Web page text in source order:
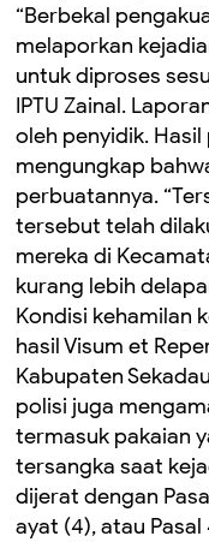
“Berbekal
melaporkan
untuk diproses
IPTU Zainal.
oleh penyidik.
mengungkap
perbuatannya.
tersebut telah
mereka di
kurang lebih
Kondisi kehamilan
hasil Visum et
Kabupaten
polisi juga
termasuk pakaian
tersangka saat
dijerat dengan
ayat (4), atau